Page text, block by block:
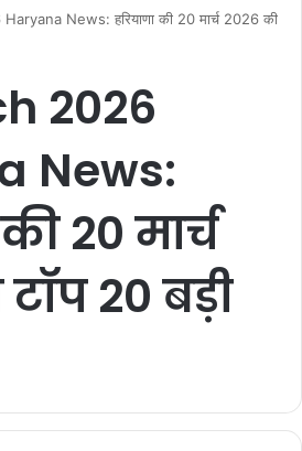
News: हरियाणा की 20 मार्च 2026 की
2026
News:
20 मार्च
20 बड़ी